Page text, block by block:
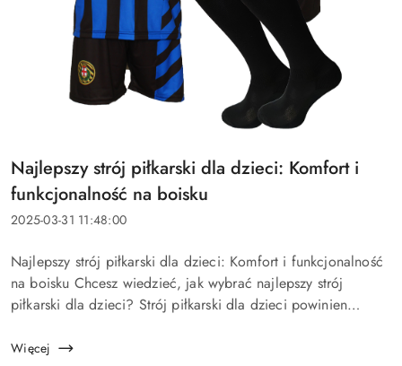
Tytuł
artykułu:
Najlepszy strój piłkarski dla dzieci: Komfort i
funkcjonalność na boisku
Data
2025-03-31 11:48:00
Treść
artykułu:
Najlepszy strój piłkarski dla dzieci: Komfort i funkcjonalność
na boisku Chcesz wiedzieć, jak wybrać najlepszy strój
piłkarski dla dzieci? Strój piłkarski dla dzieci powinien
Więcej